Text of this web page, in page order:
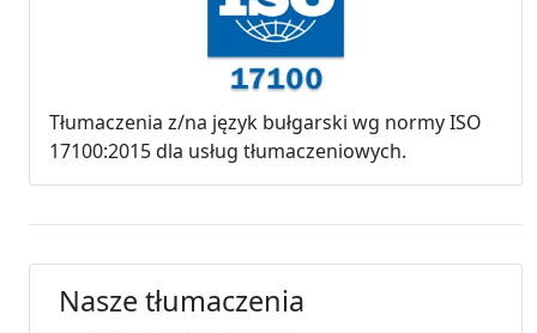
Tłumaczenia z/na język bułgarski wg normy ISO
17100:2015 dla usług tłumaczeniowych.
Nasze tłumaczenia